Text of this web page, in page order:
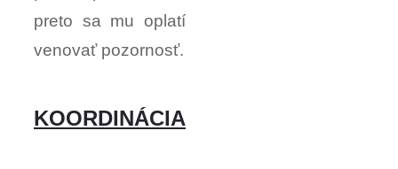
preto sa mu oplatí
venovať pozornosť.
KOORDINÁCIA